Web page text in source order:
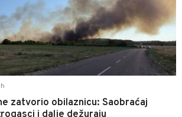
zatvorio obilaznicu: Saobraćaj